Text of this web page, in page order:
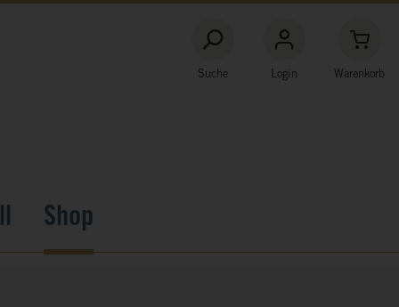
Suche Login Warenkorb
Shop